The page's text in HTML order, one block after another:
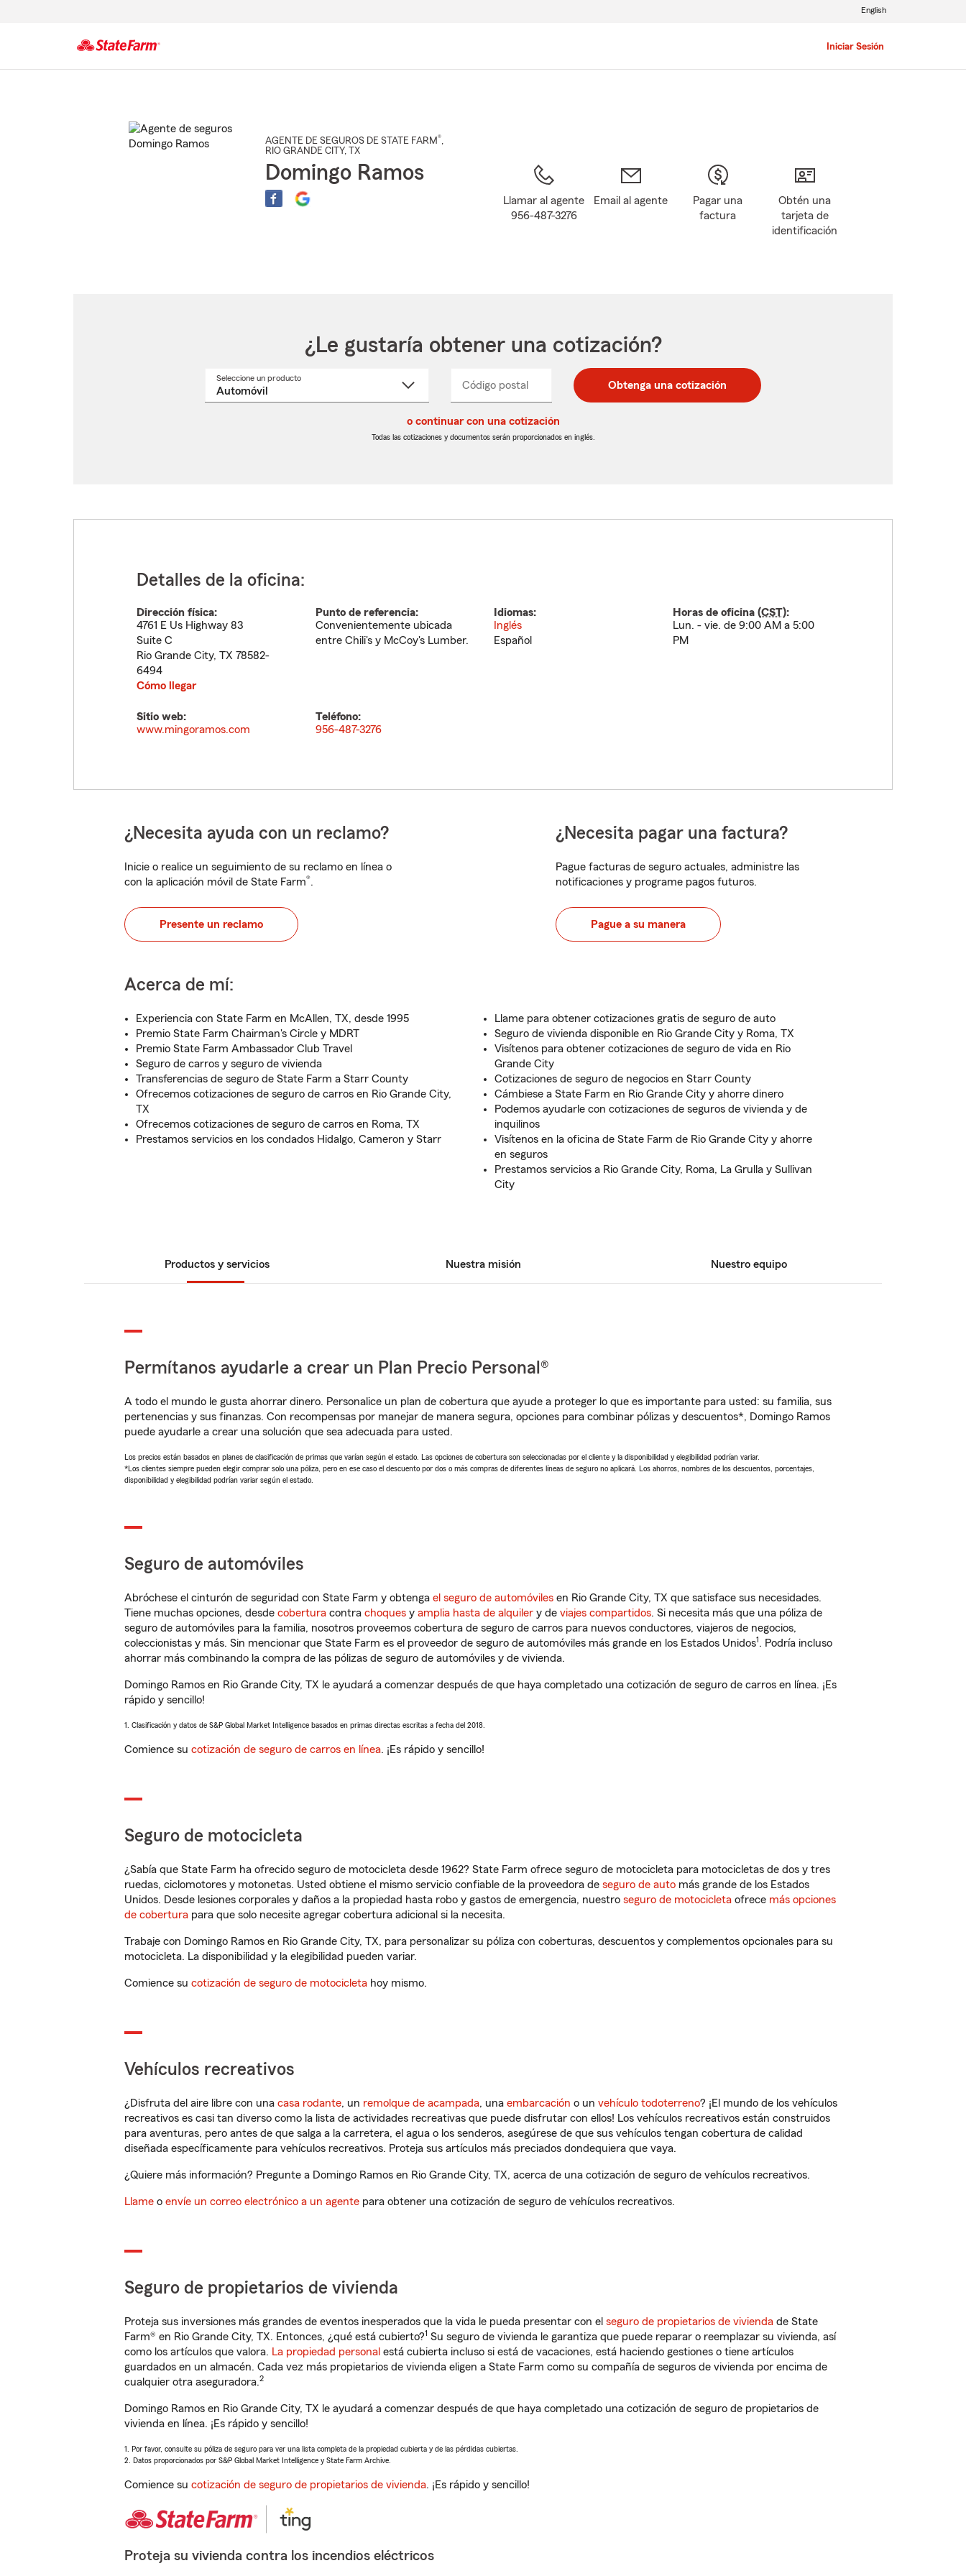
Iniciar Sesión
English
AGENTE DE SEGUROS DE STATE FARM®,
RIO GRANDE CITY, TX
Domingo Ramos
Llamar al agente
956-487-3276
Email al agente
Pagar una
factura
Obtén una
tarjeta de
identificación
¿Le gustaría obtener una cotización?
Seleccione un productoSeleccione
Código postal
postal
de
postal
de
_____ Obtenga una cotización
o continuar con una cotización
Todas las cotizaciones y documentos serán proporcionados en inglés.
Detalles de la oficina:
Dirección física:
4761 E Us Highway 83
Suite C
Rio Grande City, TX 78582-
6494
Cómo llegar
Punto de referencia:
Convenientemente ubicada
entre Chili's y McCoy's Lumber.
Idiomas:
Inglés
Español
Horas de oficina (CST):
Lun. - vie. de 9:00 AM a 5:00
PM
Sitio web:
www.mingoramos.com
Teléfono:
956-487-3276
¿Necesita ayuda con un reclamo?
Inicie o realice un seguimiento de su reclamo en línea o
con la aplicación móvil de State Farm®.
Presente un reclamo
¿Necesita pagar una factura?
Pague facturas de seguro actuales, administre las
notificaciones y programe pagos futuros.
Pague a su manera
Acerca de mí:
Experiencia con State Farm en McAllen, TX, desde 1995
Premio State Farm Chairman's Circle y MDRT
Premio State Farm Ambassador Club Travel
Seguro de carros y seguro de vivienda
Transferencias de seguro de State Farm a Starr County
Ofrecemos cotizaciones de seguro de carros en Rio Grande City,
TX
Ofrecemos cotizaciones de seguro de carros en Roma, TX
Prestamos servicios en los condados Hidalgo, Cameron y Starr
Llame para obtener cotizaciones gratis de seguro de auto
Seguro de vivienda disponible en Rio Grande City y Roma, TX
Visítenos para obtener cotizaciones de seguro de vida en Rio
Grande City
Cotizaciones de seguro de negocios en Starr County
Cámbiese a State Farm en Rio Grande City y ahorre dinero
Podemos ayudarle con cotizaciones de seguros de vivienda y de
inquilinos
Visítenos en la oficina de State Farm de Rio Grande City y ahorre
en seguros
Prestamos servicios a Rio Grande City, Roma, La Grulla y Sullivan
City
Productos y servicios Nuestra misión Nuestro equipo
Permítanos ayudarle a crear un Plan Precio Personal®
A todo el mundo le gusta ahorrar dinero. Personalice un plan de cobertura que ayude a proteger lo que es importante para usted: su familia, sus
pertenencias y sus finanzas. Con recompensas por manejar de manera segura, opciones para combinar pólizas y descuentos*, Domingo Ramos
puede ayudarle a crear una solución que sea adecuada para usted.
Los precios están basados en planes de clasificación de primas que varían según el estado. Las opciones de cobertura son seleccionadas por el cliente y la disponibilidad y elegibilidad podrían variar.
*Los clientes siempre pueden elegir comprar solo una póliza, pero en ese caso el descuento por dos o más compras de diferentes líneas de seguro no aplicará. Los ahorros, nombres de los descuentos, porcentajes,
disponibilidad y elegibilidad podrían variar según el estado.
Seguro de automóviles
Abróchese el cinturón de seguridad con State Farm y obtenga el seguro de automóviles en Rio Grande City, TX que satisface sus necesidades.
Tiene muchas opciones, desde cobertura contra choques y amplia hasta de alquiler y de viajes compartidos. Si necesita más que una póliza de
seguro de automóviles para la familia, nosotros proveemos cobertura de seguro de carros para nuevos conductores, viajeros de negocios,
coleccionistas y más. Sin mencionar que State Farm es el proveedor de seguro de automóviles más grande en los Estados Unidos1. Podría incluso
ahorrar más combinando la compra de las pólizas de seguro de automóviles y de vivienda.
Domingo Ramos en Rio Grande City, TX le ayudará a comenzar después de que haya completado una cotización de seguro de carros en línea. ¡Es
rápido y sencillo!
1. Clasificación y datos de S&P Global Market Intelligence basados en primas directas escritas a fecha del 2018.
Comience su cotización de seguro de carros en línea. ¡Es rápido y sencillo!
Seguro de motocicleta
¿Sabía que State Farm ha ofrecido seguro de motocicleta desde 1962? State Farm ofrece seguro de motocicleta para motocicletas de dos y tres
ruedas, ciclomotores y motonetas. Usted obtiene el mismo servicio confiable de la proveedora de seguro de auto más grande de los Estados
Unidos. Desde lesiones corporales y daños a la propiedad hasta robo y gastos de emergencia, nuestro seguro de motocicleta ofrece más opciones
de cobertura para que solo necesite agregar cobertura adicional si la necesita.
Trabaje con Domingo Ramos en Rio Grande City, TX, para personalizar su póliza con coberturas, descuentos y complementos opcionales para su
motocicleta. La disponibilidad y la elegibilidad pueden variar.
Comience su cotización de seguro de motocicleta hoy mismo.
Vehículos recreativos
¿Disfruta del aire libre con una casa rodante, un remolque de acampada, una embarcación o un vehículo todoterreno? ¡El mundo de los vehículos
recreativos es casi tan diverso como la lista de actividades recreativas que puede disfrutar con ellos! Los vehículos recreativos están construidos
para aventuras, pero antes de que salga a la carretera, el agua o los senderos, asegúrese de que sus vehículos tengan cobertura de calidad
diseñada específicamente para vehículos recreativos. Proteja sus artículos más preciados dondequiera que vaya.
¿Quiere más información? Pregunte a Domingo Ramos en Rio Grande City, TX, acerca de una cotización de seguro de vehículos recreativos.
Llame o envíe un correo electrónico a un agente para obtener una cotización de seguro de vehículos recreativos.
Seguro de propietarios de vivienda
Proteja sus inversiones más grandes de eventos inesperados que la vida le pueda presentar con el seguro de propietarios de vivienda de State
Farm® en Rio Grande City, TX. Entonces, ¿qué está cubierto?1 Su seguro de vivienda le garantiza que puede reparar o reemplazar su vivienda, así
como los artículos que valora. La propiedad personal está cubierta incluso si está de vacaciones, está haciendo gestiones o tiene artículos
guardados en un almacén. Cada vez más propietarios de vivienda eligen a State Farm como su compañía de seguros de vivienda por encima de
cualquier otra aseguradora.2
Domingo Ramos en Rio Grande City, TX le ayudará a comenzar después de que haya completado una cotización de seguro de propietarios de
vivienda en línea. ¡Es rápido y sencillo!
1. Por favor, consulte su póliza de seguro para ver una lista completa de la propiedad cubierta y de las pérdidas cubiertas.
2. Datos proporcionados por S&P Global Market Intelligence y State Farm Archive.
Comience su cotización de seguro de propietarios de vivienda. ¡Es rápido y sencillo!
Proteja su vivienda contra los incendios eléctricos